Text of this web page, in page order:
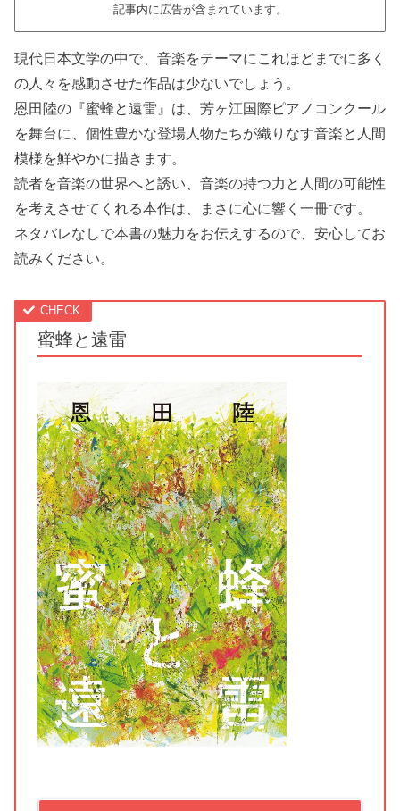
記事内に広告が含まれています。
現代日本文学の中で、音楽をテーマにこれほどまでに多く
の人々を感動させた作品は少ないでしょう。
恩田陸の『蜜蜂と遠雷』は、芳ヶ江国際ピアノコンクール
を舞台に、個性豊かな登場人物たちが織りなす音楽と人間
模様を鮮やかに描きます。
読者を音楽の世界へと誘い、音楽の持つ力と人間の可能性
を考えさせてくれる本作は、まさに心に響く一冊です。
ネタバレなしで本書の魅力をお伝えするので、安心してお
読みください。
蜜蜂と遠雷